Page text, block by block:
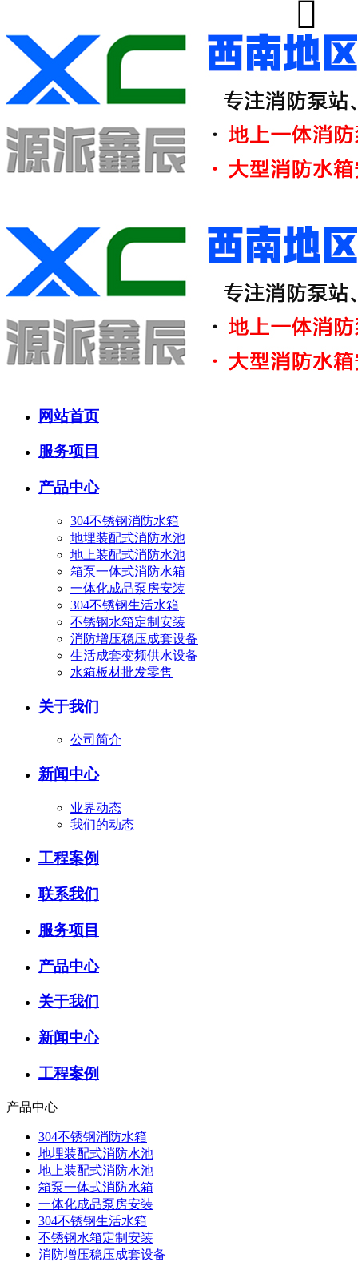
网站首页
服务项目
产品中心
304不锈钢消防水箱
地埋装配式消防水池
地上装配式消防水池
箱泵一体式消防水箱
一体化成品泵房安装
304不锈钢生活水箱
不锈钢水箱定制安装
消防增压稳压成套设备
生活成套变频供水设备
水箱板材批发零售
关于我们
公司简介
新闻中心
业界动态
我们的动态
工程案例
联系我们
服务项目
产品中心
关于我们
新闻中心
工程案例
产品中心
304不锈钢消防水箱
地埋装配式消防水池
地上装配式消防水池
箱泵一体式消防水箱
一体化成品泵房安装
304不锈钢生活水箱
不锈钢水箱定制安装
消防增压稳压成套设备